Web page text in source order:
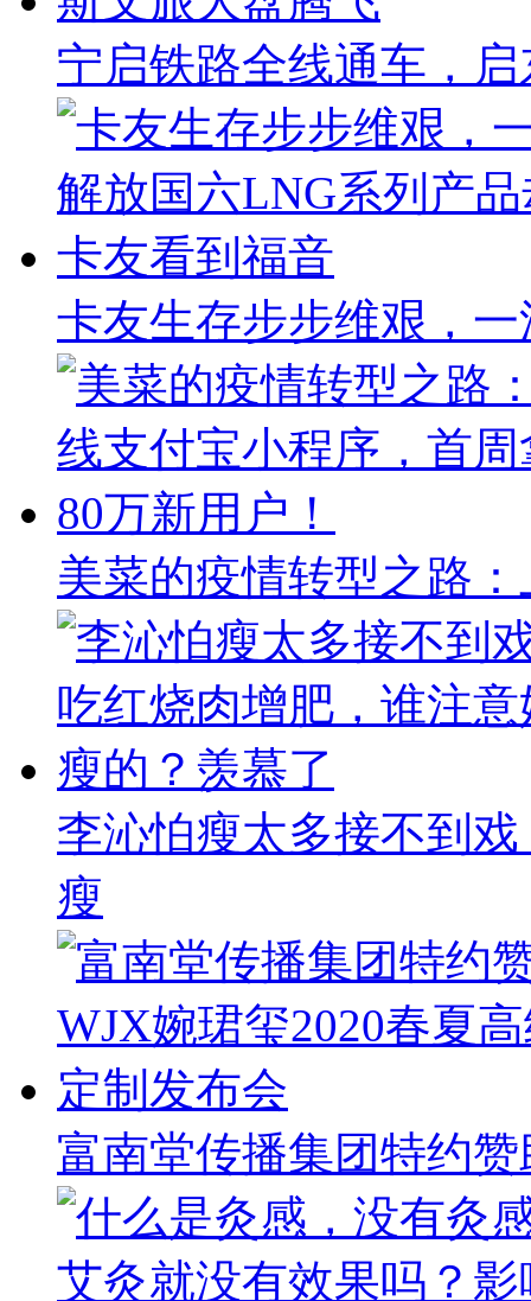
宁启铁路全线通车，
卡友生存步步维艰，
美菜的疫情转型之路
李沁怕瘦太多接不到
瘦
富南堂传播集团特约